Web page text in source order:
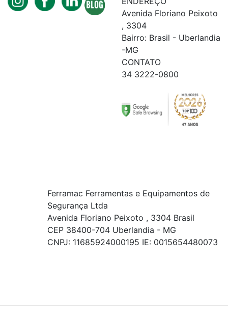
Avenida Floriano Peixoto
, 3304
Bairro: Brasil - Uberlandia
-MG
CONTATO
34 3222-0800
Ferramac Ferramentas e Equipamentos de
Segurança Ltda
Avenida Floriano Peixoto , 3304 Brasil
CEP 38400-704 Uberlandia - MG
CNPJ: 11685924000195 IE: 0015654480073